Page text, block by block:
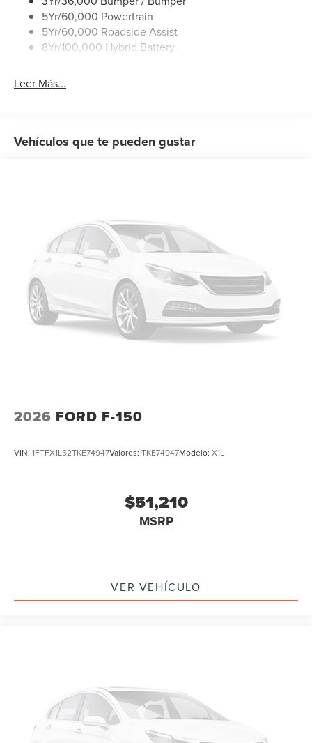
Wipers- Intermittent
5Yr/60,000 Powertrain
5Yr/60,000 Roadside Assist
8Yr/100,000 Hybrid Battery
Leer Más...
Vehículos que te pueden gustar
2026 FORD F-150
VIN: 1FTFX1L52TKE74947Valores: TKE74947Modelo: X1L
$51,210
MSRP
VER VEHÍCULO